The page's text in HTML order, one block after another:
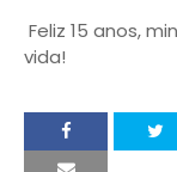
Feliz 15 anos,
vida!